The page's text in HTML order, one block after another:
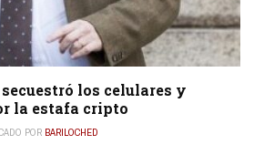
los celulares y
la estafa cripto
POR BARILOCHED